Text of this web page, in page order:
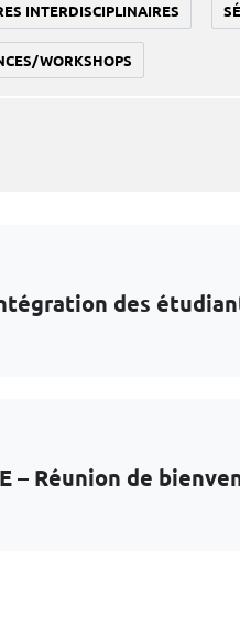
INTERDISCIPLINAIRES
WORKSHOPS
des
– Réunion de